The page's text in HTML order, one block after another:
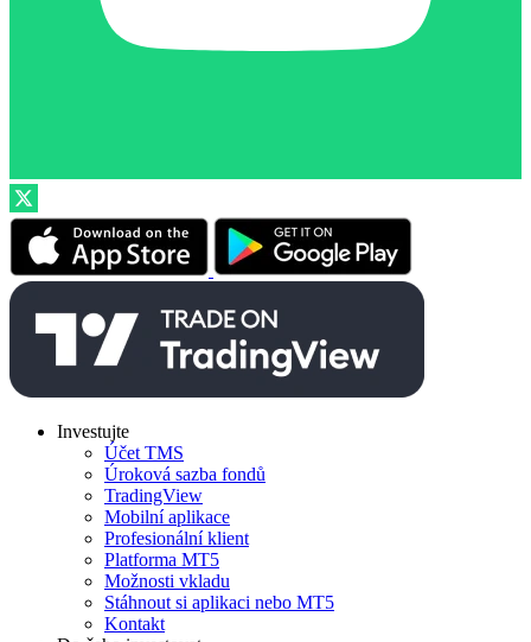
Investujte
Účet TMS
Úroková sazba fondů
TradingView
Mobilní aplikace
Profesionální klient
Platforma MT5
Možnosti vkladu
Stáhnout si aplikaci nebo MT5
Kontakt